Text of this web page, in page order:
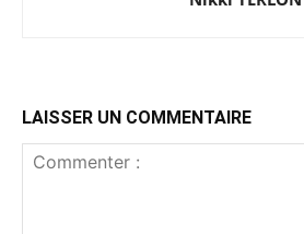
LAISSER UN COMMENTAIRE